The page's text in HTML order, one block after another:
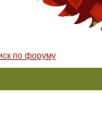
по форуму